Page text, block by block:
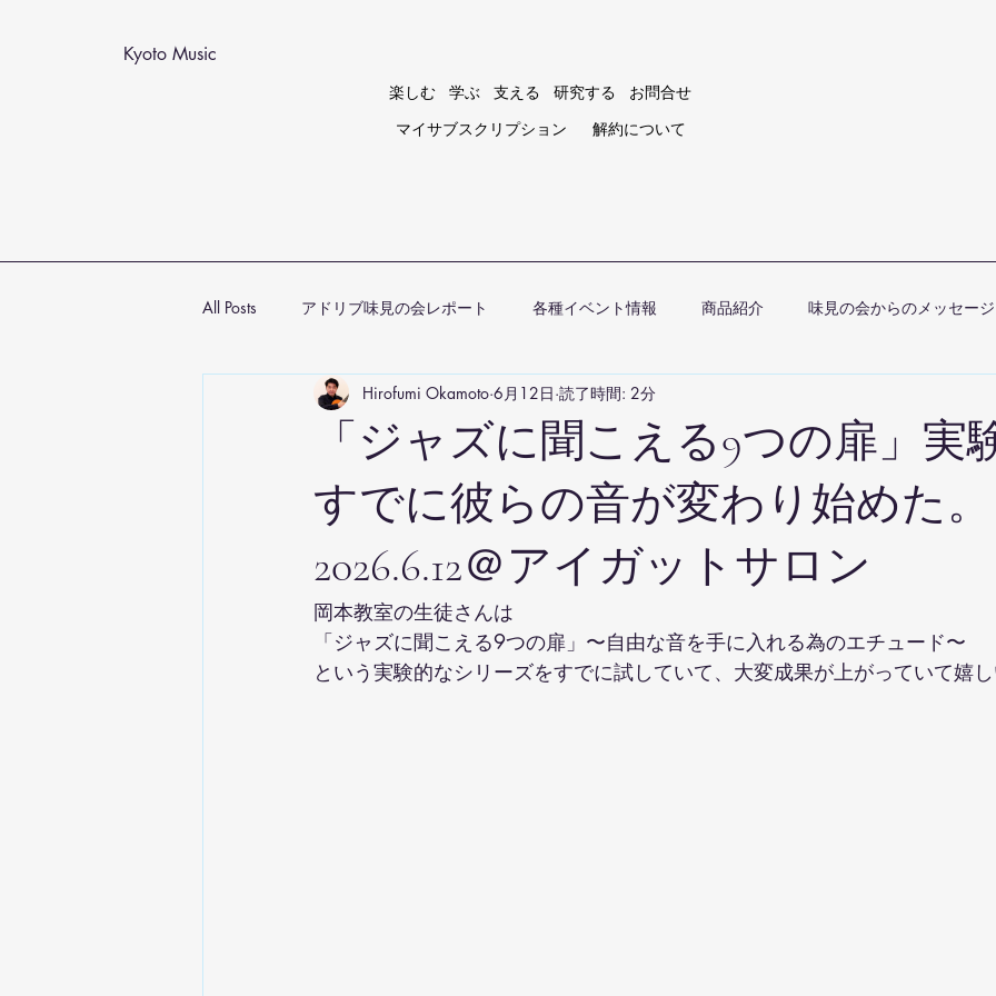
Kyoto Music
楽しむ 学ぶ 支える 研究する
お問合せ
マイサブスクリプション
解約について
All Posts アドリブ味見の会レポート 各種イベント情報 商品紹介 味見の会からのメッセージ
「ジャズに聞こえる9つの扉」実
すでに彼らの音が変わり始めた。
2026.6.12＠アイガットサロン
Hirofumi Okamoto 6月12日 読了時間: 2分
岡本教室の生徒さんは
「ジャズに聞こえる9つの扉」〜自由な音を手に入れる為のエチュード〜
という実験的なシリーズをすでに試していて、大変成果が上がっていて嬉